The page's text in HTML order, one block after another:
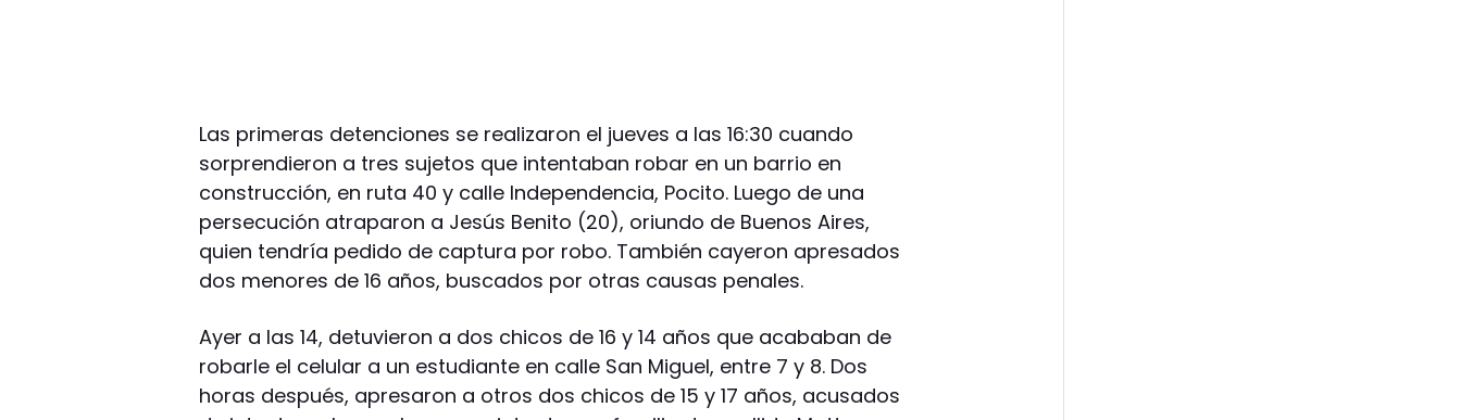
Las primeras detenciones se realizaron el jueves a las 16:30 cuando
sorprendieron a tres sujetos que intentaban robar en un barrio en
construcción, en ruta 40 y calle Independencia, Pocito. Luego de una
persecución atraparon a Jesús Benito (20), oriundo de Buenos Aires,
quien tendría pedido de captura por robo. También cayeron apresados
dos menores de 16 años, buscados por otras causas penales.
Ayer a las 14, detuvieron a dos chicos de 16 y 14 años que acababan de
robarle el celular a un estudiante en calle San Miguel, entre 7 y 8. Dos
horas después, apresaron a otros dos chicos de 15 y 17 años, acusados